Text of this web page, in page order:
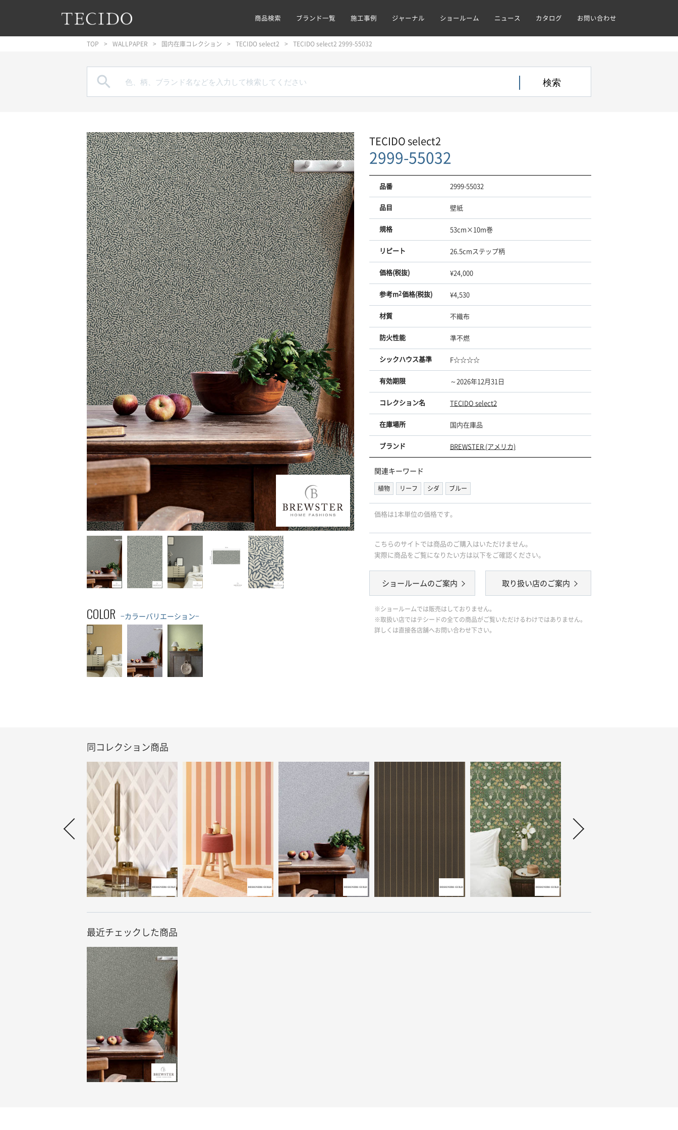
メインナビゲーションへジャンプ
メインコンテンツへジャンプ
フッターへジャンプ 商品検索 ブランド一覧 施工事例 ジャーナル ショールーム ニュース カタログ お問い合わせ
TOP WALLPAPER 国内在庫コレクション TECIDO select2 TECIDO select2 2999-55032

COLOR −カラーバリエーション−
TECIDO select2
2999-55032
品番 2999-55032
品目 壁紙
規格 53cm×10m巻
リピート 26.5cmステップ柄
価格(税抜) ¥24,000
参考m2価格(税抜) ¥4,530
材質 不織布
防火性能 準不燃
シックハウス基準 F☆☆☆☆
有効期限 ～2026年12月31日
コレクション名 TECIDO select2
在庫場所 国内在庫品
ブランド BREWSTER (アメリカ)
関連キーワード
植物 リーフ シダ ブルー
価格は1本単位の価格です｡
こちらのサイトでは商品のご購入はいただけません。
実際に商品をご覧になりたい方は以下をご確認ください。
ショールームのご案内 取り扱い店のご案内
※ショールームでは販売はしておりません。
※取扱い店ではテシードの全ての商品がご覧いただけるわけではありません。
詳しくは直接各店舗へお問い合わせ下さい。
同コレクション商品
最近チェックした商品